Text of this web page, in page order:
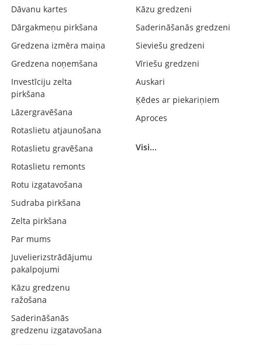
Dāvanu kartes
Dārgakmeņu pirkšana
Gredzena izmēra maiņa
Gredzena noņemšana
Investīciju zelta
pirkšana
Lāzergravēšana
Rotaslietu atjaunošana
Rotaslietu gravēšana
Rotaslietu remonts
Rotu izgatavošana
Sudraba pirkšana
Zelta pirkšana
Par mums
Juvelierizstrādājumu
pakalpojumi
Kāzu gredzenu
ražošana
Saderināšanās
gredzenu izgatavošana
Kāzu gredzeni
Saderināšanās gredzeni
Sieviešu gredzeni
Vīriešu gredzeni
Auskari
Ķēdes ar piekariņiem
Aproces
Visi...